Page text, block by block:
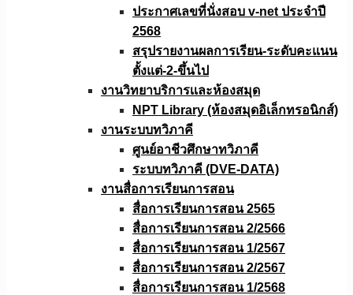
ประกาศเลขที่นั่งสอบ v-net ประจำปี
2568
สรุปรายงานผลการเรียน-ระดับคะแนน
ตั้งแต่-2-ขึ้นไป
งานวิทยาบริการเเละห้องสมุด
NPT Library (ห้องสมุดอิเล็กทรอนิกส์)
งานระบบทวิภาคี
ศูนย์อาชีวศึกษาทวิภาคี
ระบบทวิภาคี (DVE-DATA)
งานสื่อการเรียนการสอน
สื่อการเรียนการสอน 2565
สื่อการเรียนการสอน 2/2566
สื่อการเรียนการสอน 1/2567
สื่อการเรียนการสอน 2/2567
สื่อการเรียนการสอน 1/2568